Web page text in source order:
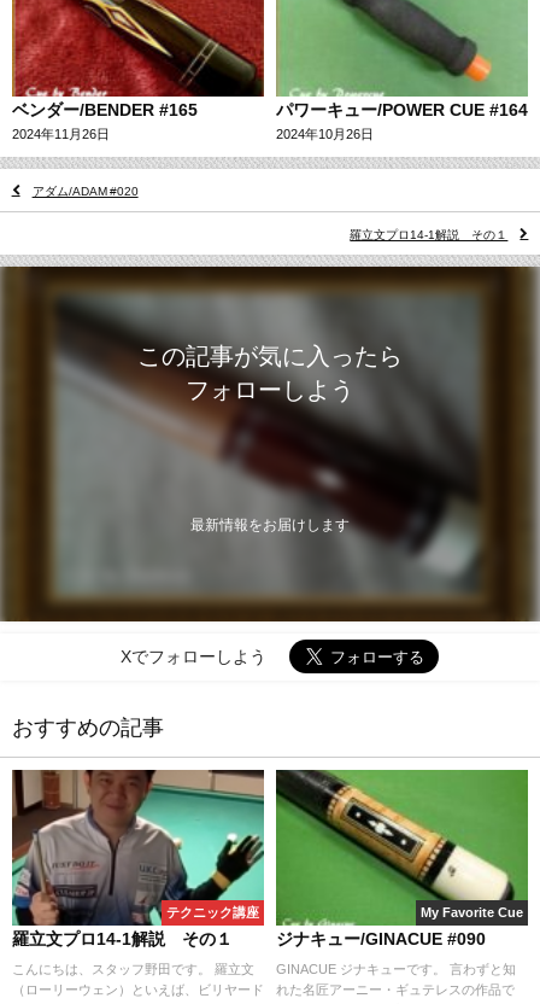
ベンダー/BENDER #165
2024年11月26日
パワーキュー/POWER CUE #164
2024年10月26日
アダム/ADAM #020
羅立文プロ14-1解説 その１
この記事が気に入ったら
フォローしよう
最新情報をお届けします
Xでフォローしよう
おすすめの記事
テクニック講座
羅立文プロ14-1解説 その１
こんにちは、スタッフ野田です。 羅立文
（ローリーウェン）といえば、ビリヤード
My Favorite Cue
ジナキュー/GINACUE #090
GINACUE ジナキューです。 言わずと知
れた名匠アーニー・ギュテレスの作品で